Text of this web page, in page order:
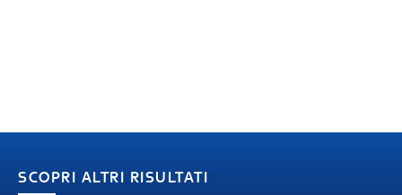
SCOPRI ALTRI RISULTATI